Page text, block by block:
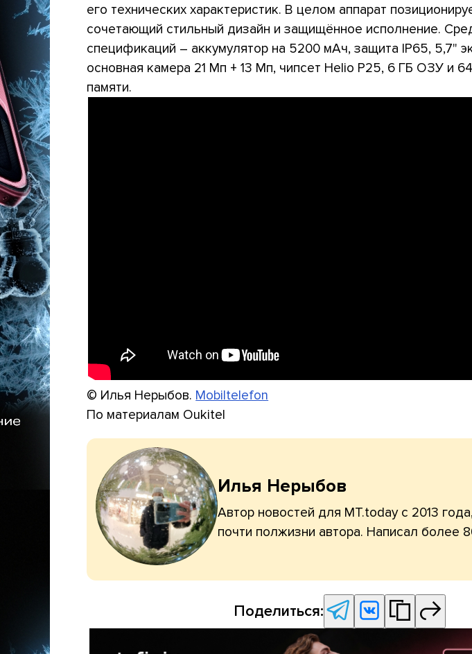
его технических характеристик. В целом аппарат
сочетающий стильный дизайн и защищённое исполнение.
спецификаций – аккумулятор на 5200 мАч, защита IP65, 5,7"
основная камера 21 Мп + 13 Мп, чипсет Helio P25, 6 ГБ ОЗУ и
памяти.
© Илья Нерыбов. Mobiltelefon
По материалам Oukitel
Илья Нерыбов
Автор новостей для MT.today с 2013
почти полжизни автора. Написал более
Поделиться: